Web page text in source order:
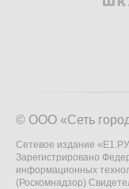
© ООО «Сеть
Сетевое издание
Зарегистрировано
информационных
(Роскомнадзор)